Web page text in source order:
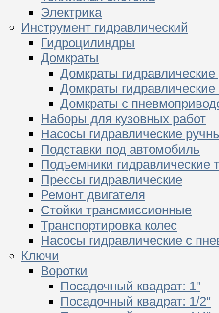
Электрика
Инструмент гидравлический
Гидроцилиндры
Домкраты
Домкраты
Домкраты гидравлические
Домкраты с
Наборы для кузовных работ
Насосы гидравлические
Подставки под автомобиль
Подъемники гидравлические
Прессы гидравлические
Ремонт двигателя
Стойки трансмиссионные
Транспортировка колес
Насосы гидравлические с
Ключи
Воротки
Посадочный квадрат: 1"
Посадочный квадрат: 1/2"